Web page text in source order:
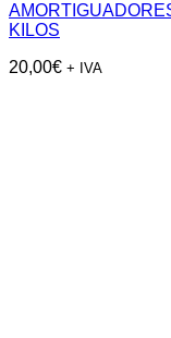
KILOS
20,00€ + IVA